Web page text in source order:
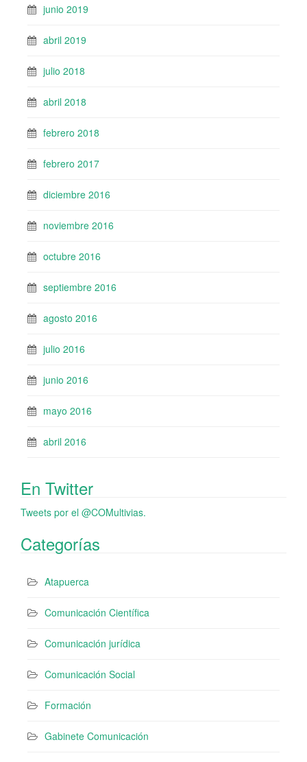
junio 2019
abril 2019
julio 2018
abril 2018
febrero 2018
febrero 2017
diciembre 2016
noviembre 2016
octubre 2016
septiembre 2016
agosto 2016
julio 2016
junio 2016
mayo 2016
abril 2016
En Twitter
Tweets por el @COMultivias.
Categorías
Atapuerca
Comunicación Científica
Comunicación jurídica
Comunicación Social
Formación
Gabinete Comunicación